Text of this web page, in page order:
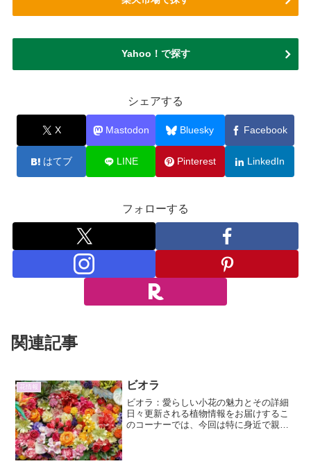
Yahoo！で探す
シェアする
X Mastodon Bluesky Facebook
はてブ LINE Pinterest LinkedIn
フォローする
関連記事
花情報 ビオラ
ビオラ：愛らしい小花の魅力とその詳細
日々更新される植物情報をお届けするこ
のコーナーでは、今回は特に身近で親し